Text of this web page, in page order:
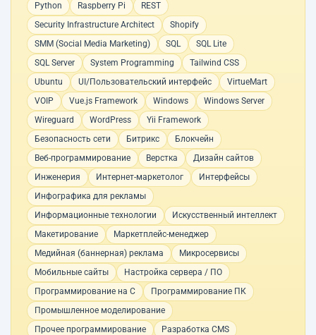
Python
Raspberry Pi
REST
Security Infrastructure Architect
Shopify
SMM (Social Media Marketing)
SQL
SQL Lite
SQL Server
System Programming
Tailwind CSS
Ubuntu
UI/Пользовательский интерфейс
VirtueMart
VOIP
Vue.js Framework Windows
Windows Server
Wireguard
WordPress
Yii Framework
Безопасность сети
Битрикс
Блокчейн
Веб-программирование
Верстка
Дизайн сайтов
Инженерия
Интернет-маркетолог
Интерфейсы
Инфографика для рекламы
Информационные технологии
Искусственный интеллект
Макетирование
Маркетплейс-менеджер
Медийная (баннерная) реклама
Микросервисы
Мобильные сайты
Настройка сервера / ПО
Программирование на C
Программирование ПК
Промышленное моделирование
Прочее программирование
Разработка CMS